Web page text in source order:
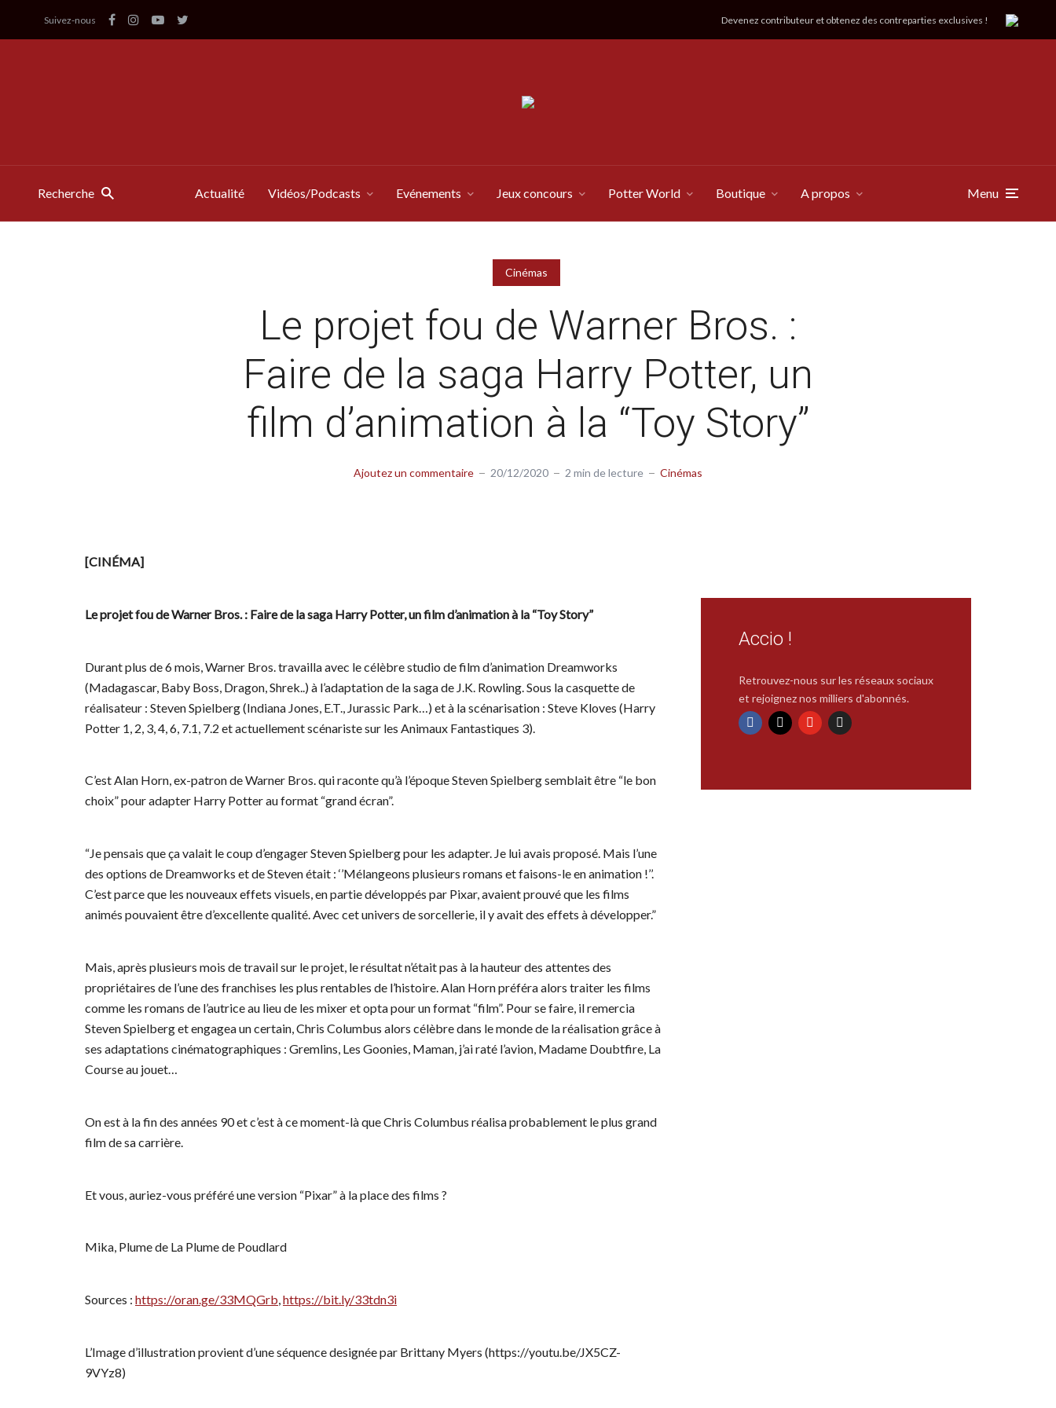
Suivez-nous Devenez contributeur et obtenez des contreparties exclusives !
Recherche Actualité Vidéos/Podcasts Evénements Jeux concours Potter World Boutique A propos Menu
Cinémas
Le projet fou de Warner Bros. :
Faire de la saga Harry Potter, un
film d’animation à la “Toy Story”
Ajoutez un commentaire 20/12/2020 2 min de lecture Cinémas
[CINÉMA]
Le projet fou de Warner Bros. : Faire de la saga Harry Potter, un film d’animation à la “Toy Story”
Durant plus de 6 mois, Warner Bros. travailla avec le célèbre studio de film d’animation Dreamworks
(Madagascar, Baby Boss, Dragon, Shrek..) à l’adaptation de la saga de J.K. Rowling. Sous la casquette de
réalisateur : Steven Spielberg (Indiana Jones, E.T., Jurassic Park…) et à la scénarisation : Steve Kloves (Harry
Potter 1, 2, 3, 4, 6, 7.1, 7.2 et actuellement scénariste sur les Animaux Fantastiques 3).
C’est Alan Horn, ex-patron de Warner Bros. qui raconte qu’à l’époque Steven Spielberg semblait être “le bon
choix” pour adapter Harry Potter au format “grand écran”.
“Je pensais que ça valait le coup d’engager Steven Spielberg pour les adapter. Je lui avais proposé. Mais l’une
des options de Dreamworks et de Steven était : ‘’Mélangeons plusieurs romans et faisons-le en animation !’’.
C’est parce que les nouveaux effets visuels, en partie développés par Pixar, avaient prouvé que les films
animés pouvaient être d’excellente qualité. Avec cet univers de sorcellerie, il y avait des effets à développer.”
Mais, après plusieurs mois de travail sur le projet, le résultat n’était pas à la hauteur des attentes des
propriétaires de l’une des franchises les plus rentables de l’histoire. Alan Horn préféra alors traiter les films
comme les romans de l’autrice au lieu de les mixer et opta pour un format “film”. Pour se faire, il remercia
Steven Spielberg et engagea un certain, Chris Columbus alors célèbre dans le monde de la réalisation grâce à
ses adaptations cinématographiques : Gremlins, Les Goonies, Maman, j’ai raté l’avion, Madame Doubtfire, La
Course au jouet…
On est à la fin des années 90 et c’est à ce moment-là que Chris Columbus réalisa probablement le plus grand
film de sa carrière.
Et vous, auriez-vous préféré une version “Pixar” à la place des films ?
Mika, Plume de La Plume de Poudlard
Sources : https://oran.ge/33MQGrb,https://bit.ly/33tdn3i
L’Image d’illustration provient d’une séquence designée par Brittany Myers (https://youtu.be/JX5CZ-
9VYz8)
Accio !
Retrouvez-nous sur les réseaux sociaux
et rejoignez nos milliers d'abonnés.